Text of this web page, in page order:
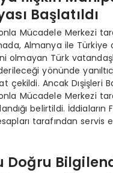
Başlatıldı
Mücadele Merkezi
Almanya ile Türkiye
olmayan Türk
yönünde
çekildi. Ancak Dışişleri
Mücadele Merkezi
belirtildi. İddiaların
tarafından servis
Doğru